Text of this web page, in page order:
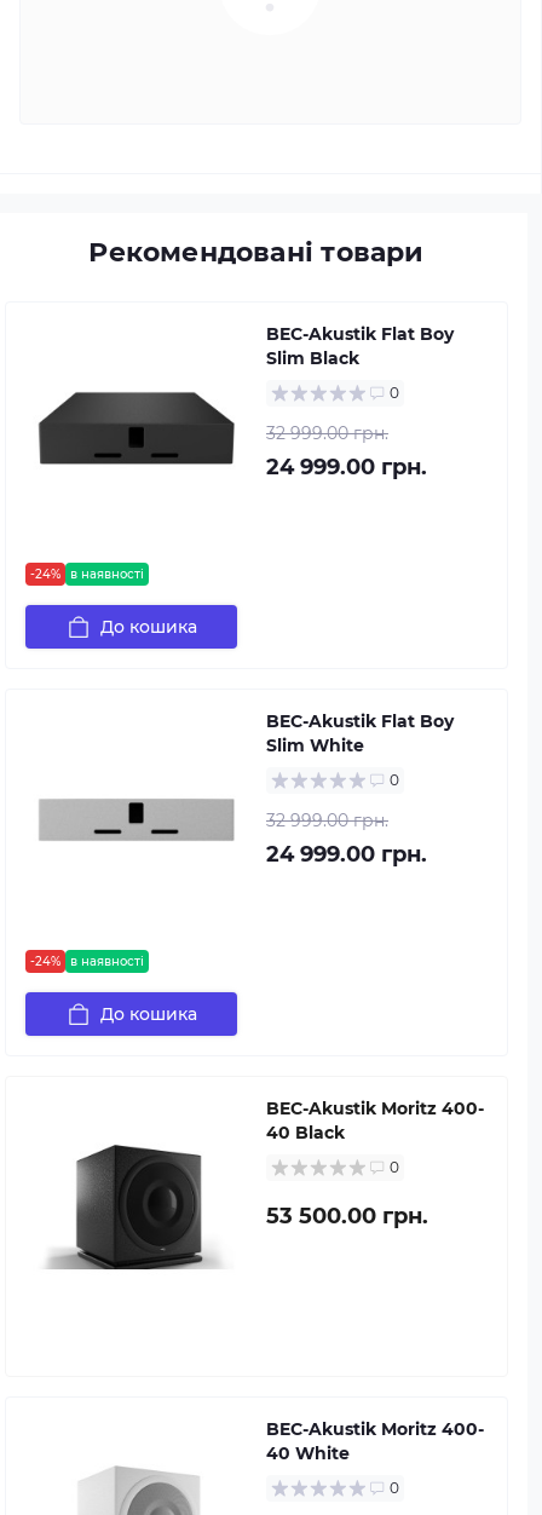
Рекомендовані товари
-24% в наявності
BEC-Akustik Flat Boy
Slim Black
0
32 999.00 грн.
24 999.00 грн.
До кошика
-24% в наявності
BEC-Akustik Flat Boy
Slim White
0
32 999.00 грн.
24 999.00 грн.
До кошика
BEC-Akustik Moritz 400-
40 Black
0
53 500.00 грн.
BEC-Akustik Moritz 400-
40 White
0